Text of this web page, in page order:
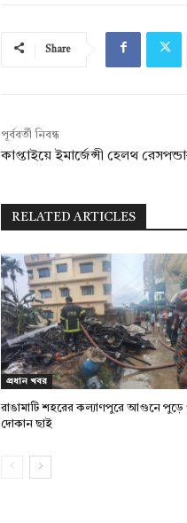
Share
পূর্ববর্তী নিবন্ধ
কাপ্তাইয়ে ইমার্জেন্সী হেলথ
RELATED ARTICLES
প্রধান খবর
রাঙামাটি শহরের কল্যাণপুরে আগুনে পুড়ে
দোকান ছাই